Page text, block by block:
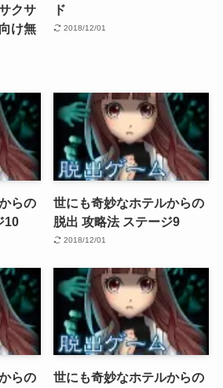
クサ
け無
ド
2018/12/01
らの
10
世にも奇妙なホテルからの
脱出 攻略法 ステージ9
2018/12/01
らの
世にも奇妙なホテルからの